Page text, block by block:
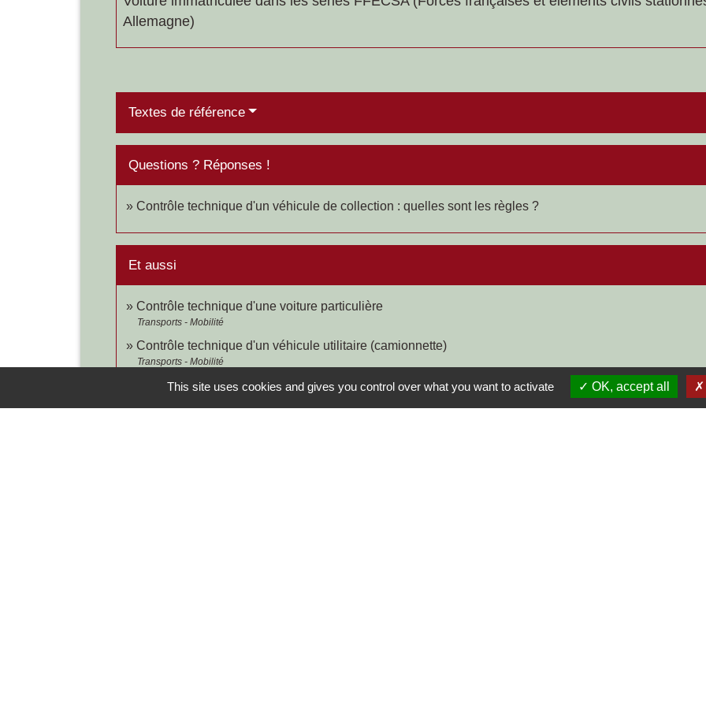
Allemagne)
Textes de référence
Questions ? Réponses !
Contrôle technique d'un véhicule de collection : quelles sont les règles ?
Et aussi
Contrôle technique d'une voiture particulière
Transports - Mobilité
Contrôle technique d'un véhicule utilitaire (camionnette)
Transports - Mobilité
Contrôle technique d'un camping-car (3,5 tonnes maximum)
This site uses cookies and gives you control over what you want to activate OK, accept all